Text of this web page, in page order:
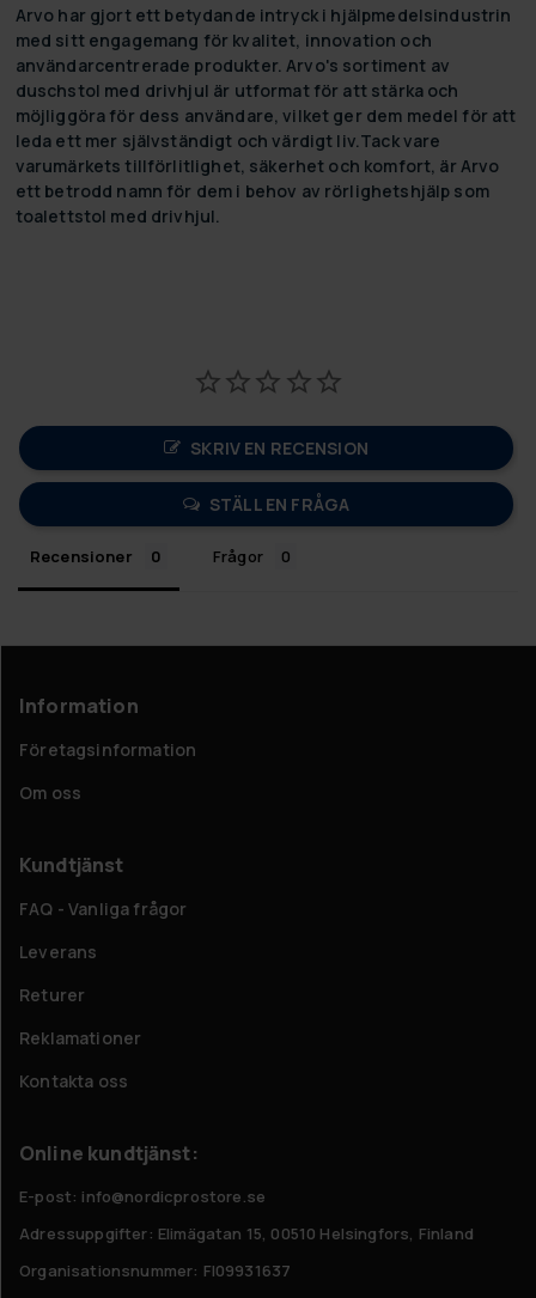
Arvo har gjort ett betydande intryck i hjälpmedelsindustrin
med sitt engagemang för kvalitet, innovation och
användarcentrerade produkter. Arvo's sortiment av
duschstol med drivhjul är utformat för att stärka och
möjliggöra för dess användare, vilket ger dem medel för att
leda ett mer självständigt och värdigt liv.Tack vare
varumärkets tillförlitlighet, säkerhet och komfort, är Arvo
ett betrodd namn för dem i behov av rörlighetshjälp som
toalettstol med drivhjul.
SKRIV EN RECENSION
STÄLL EN FRÅGA
Recensioner Frågor
Information
Företagsinformation
Om oss
Kundtjänst
FAQ - Vanliga frågor
Leverans
Returer
Reklamationer
Kontakta oss
Online kundtjänst:
E-post: info@nordicprostore.se
Adressuppgifter: Elimägatan 15, 00510 Helsingfors, Finland
Organisationsnummer: FI09931637